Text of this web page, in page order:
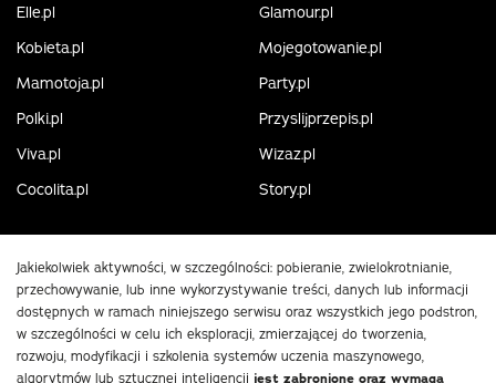
Elle.pl
Glamour.pl
Kobieta.pl
Mojegotowanie.pl
Mamotoja.pl
Party.pl
Polki.pl
Przyslijprzepis.pl
Viva.pl
Wizaz.pl
Cocolita.pl
Story.pl
Jakiekolwiek aktywności, w szczególności: pobieranie, zwielokrotnianie,
przechowywanie, lub inne wykorzystywanie treści, danych lub informacji
dostępnych w ramach niniejszego serwisu oraz wszystkich jego podstron,
w szczególności w celu ich eksploracji, zmierzającej do tworzenia,
rozwoju, modyfikacji i szkolenia systemów uczenia maszynowego,
algorytmów lub sztucznej inteligencji jest zabronione oraz wymaga